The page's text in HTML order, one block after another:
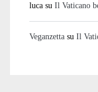
lucasu Il Vaticano
Veganzettasu Il